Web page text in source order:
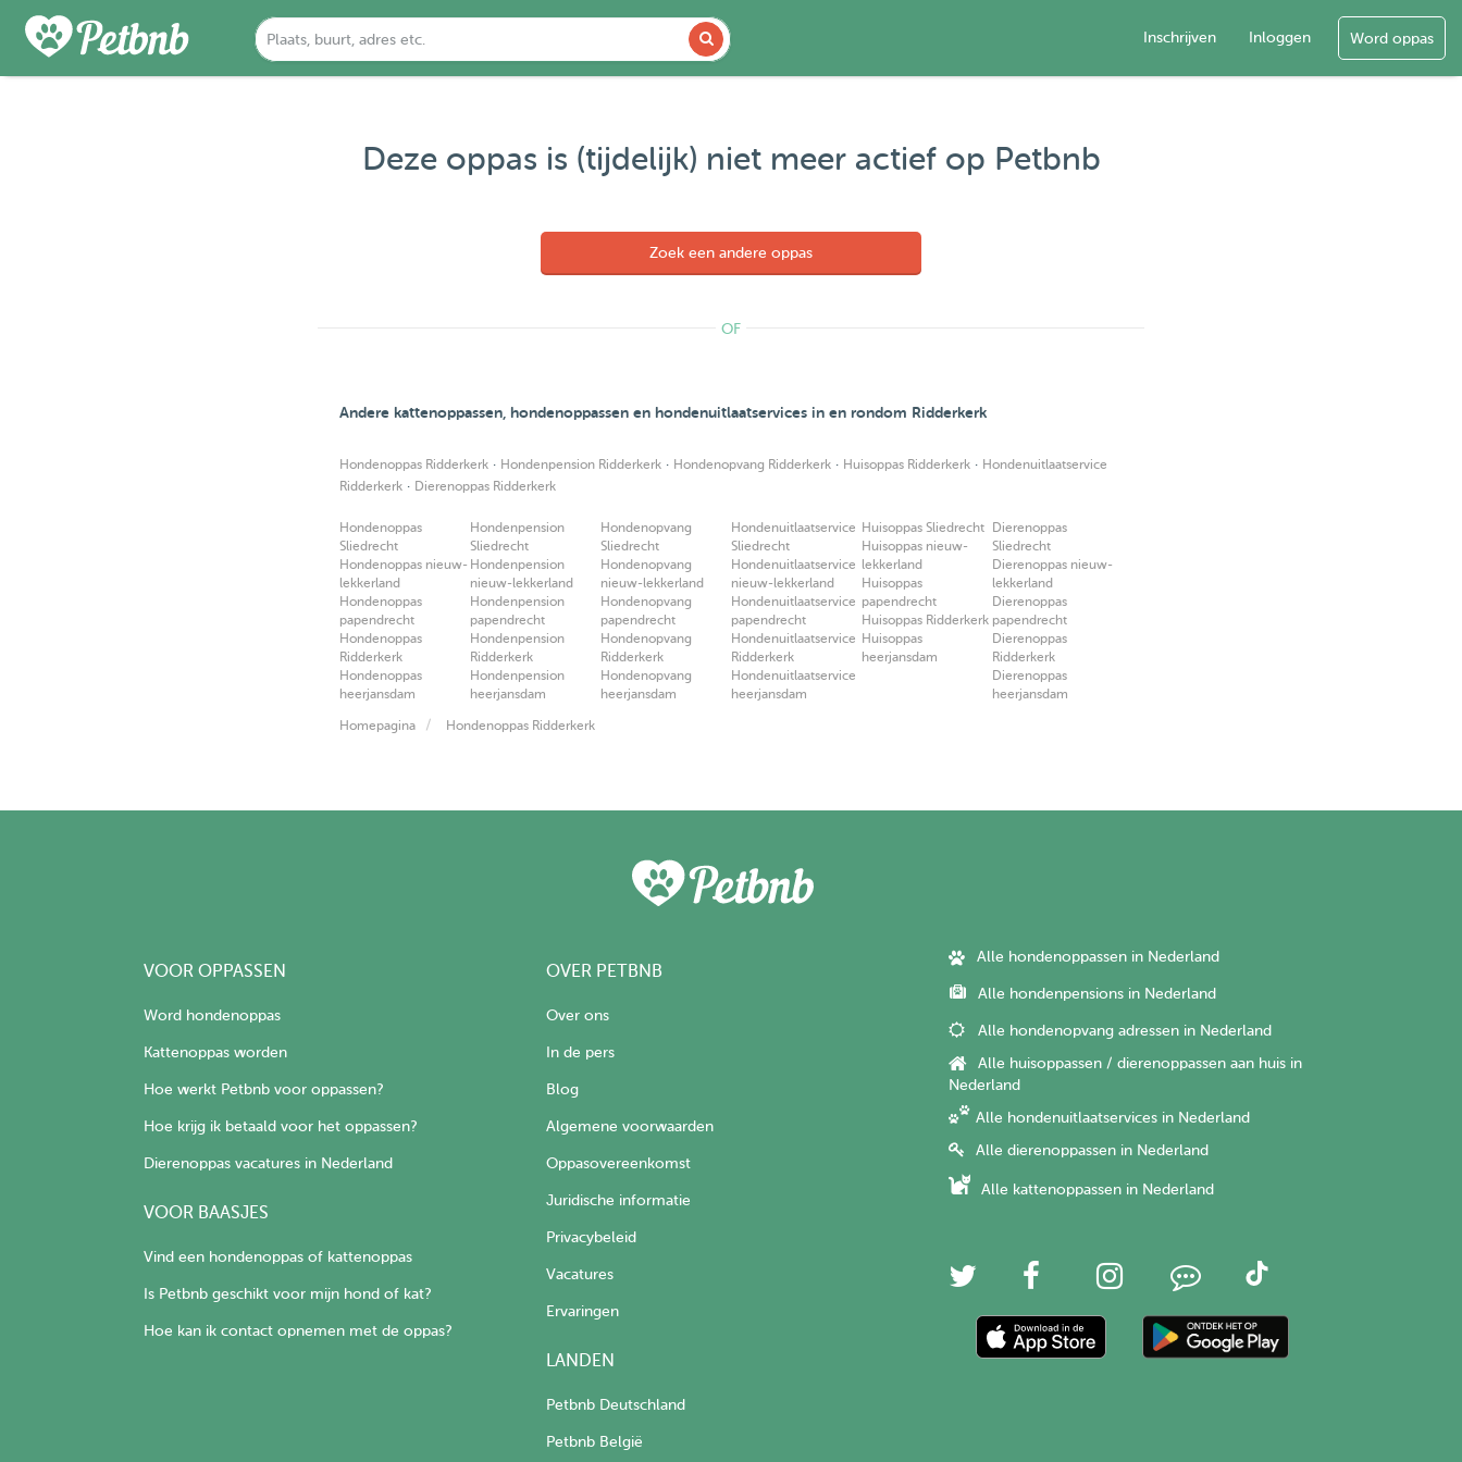
Inschrijven Inloggen Word oppas
Deze oppas is (tijdelijk) niet meer actief op Petbnb
Zoek een andere oppas
OF
Andere kattenoppassen, hondenoppassen en hondenuitlaatservices in en rondom Ridderkerk
Hondenoppas Ridderkerk · Hondenpension Ridderkerk · Hondenopvang Ridderkerk · Huisoppas Ridderkerk · Hondenuitlaatservice
Ridderkerk · Dierenoppas Ridderkerk
Hondenoppas
Sliedrecht
Hondenoppas nieuw-
lekkerland
Hondenoppas
papendrecht
Hondenoppas
Ridderkerk
Hondenoppas
heerjansdam
Hondenpension
Sliedrecht
Hondenpension
nieuw-lekkerland
Hondenpension
papendrecht
Hondenpension
Ridderkerk
Hondenpension
heerjansdam
Hondenopvang
Sliedrecht
Hondenopvang
nieuw-lekkerland
Hondenopvang
papendrecht
Hondenopvang
Ridderkerk
Hondenopvang
heerjansdam
Hondenuitlaatservice
Sliedrecht
Hondenuitlaatservice
nieuw-lekkerland
Hondenuitlaatservice
papendrecht
Hondenuitlaatservice
Ridderkerk
Hondenuitlaatservice
heerjansdam
Huisoppas Sliedrecht
Huisoppas nieuw-
lekkerland
Huisoppas
papendrecht
Huisoppas Ridderkerk
Huisoppas
heerjansdam
Dierenoppas
Sliedrecht
Dierenoppas nieuw-
lekkerland
Dierenoppas
papendrecht
Dierenoppas
Ridderkerk
Dierenoppas
heerjansdam
Homepagina Hondenoppas Ridderkerk
VOOR OPPASSEN
Word hondenoppas
Kattenoppas worden
Hoe werkt Petbnb voor oppassen?
Hoe krijg ik betaald voor het oppassen?
Dierenoppas vacatures in Nederland
VOOR BAASJES
Vind een hondenoppas of kattenoppas
Is Petbnb geschikt voor mijn hond of kat?
Hoe kan ik contact opnemen met de oppas?
OVER PETBNB
Over ons
In de pers
Blog
Algemene voorwaarden
Oppasovereenkomst
Juridische informatie
Privacybeleid
Vacatures
Ervaringen
LANDEN
Petbnb Deutschland
Petbnb België
Alle hondenoppassen in Nederland
Alle hondenpensions in Nederland
Alle hondenopvang adressen in Nederland
Alle huisoppassen / dierenoppassen aan huis in
Nederland
Alle hondenuitlaatservices in Nederland
Alle dierenoppassen in Nederland
Alle kattenoppassen in Nederland